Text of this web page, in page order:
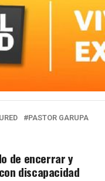
PASTOR GARUPA
de encerrar y
discapacidad